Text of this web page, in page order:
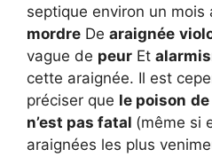
septique environ un mois
mordre De araignée
vague de peur Et
cette araignée. Il est
préciser que le poison de
n’est pas fatal (même si
araignées les plus